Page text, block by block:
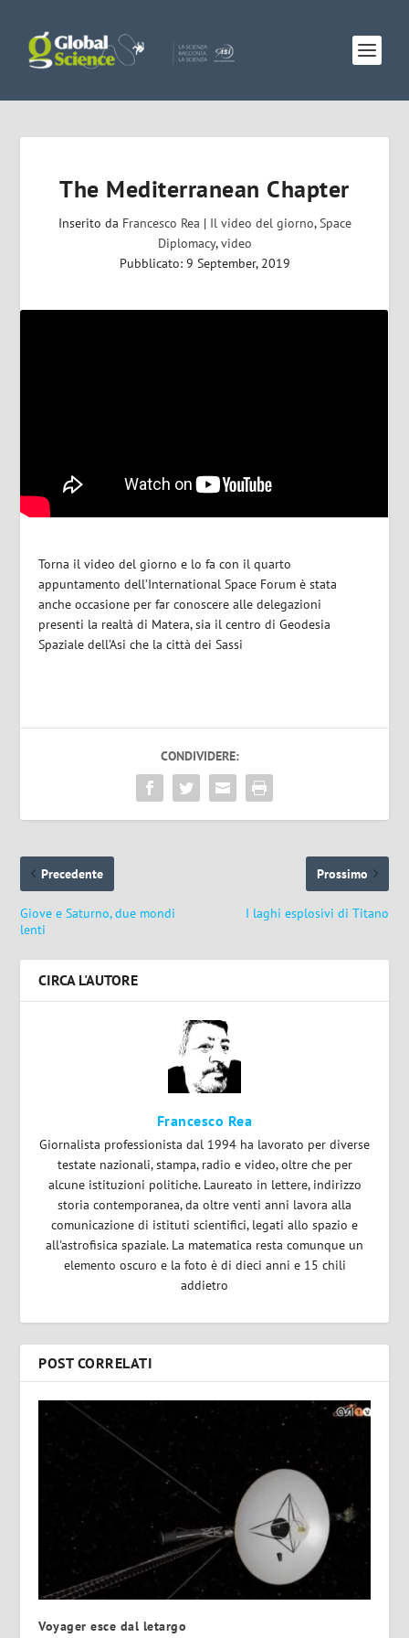
The Mediterranean Chapter
Inserito da Francesco Rea | Il video del giorno,Space
Diplomacy,video
Pubblicato: 9 September, 2019
Torna il video del giorno e lo fa con il quarto
appuntamento dell’International Space Forum è stata
anche occasione per far conoscere alle delegazioni
presenti la realtà di Matera, sia il centro di Geodesia
Spaziale dell’Asi che la città dei Sassi
CONDIVIDERE:
Precedente
Giove e Saturno, due mondi
lenti
Prossimo
I laghi esplosivi di Titano
CIRCA L'AUTORE
Francesco Rea
Giornalista professionista dal 1994 ha lavorato per diverse
testate nazionali, stampa, radio e video, oltre che per
alcune istituzioni politiche. Laureato in lettere, indirizzo
storia contemporanea, da oltre venti anni lavora alla
comunicazione di istituti scientifici, legati allo spazio e
all'astrofisica spaziale. La matematica resta comunque un
elemento oscuro e la foto è di dieci anni e 15 chili
addietro
POST CORRELATI
Voyager esce dal letargo